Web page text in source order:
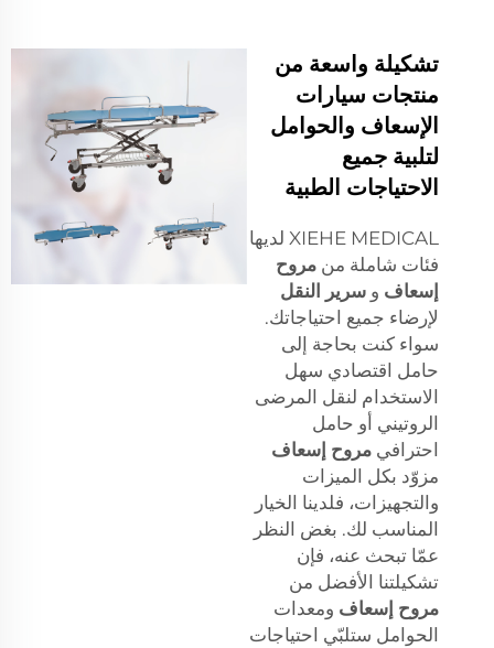
تشكيلة واسعة من
منتجات سيارات
الإسعاف والحوامل
لتلبية جميع
الاحتياجات الطبية
XIEHE MEDICAL لديها
فئات شاملة من مروح
إسعاف و سرير النقل
لإرضاء جميع احتياجاتك.
سواء كنت بحاجة إلى
حامل اقتصادي سهل
الاستخدام لنقل المرضى
الروتيني أو حامل
احترافي مروح إسعاف
مزوّد بكل الميزات
والتجهيزات، فلدينا الخيار
المناسب لك. بغض النظر
عمّا تبحث عنه، فإن
تشكيلتنا الأفضل من
مروح إسعاف ومعدات
الحوامل ستلبّي احتياجات